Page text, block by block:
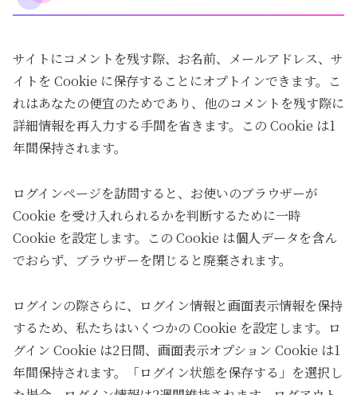
サイトにコメントを残す際、お名前、メールアドレス、サ
イトを Cookie に保存することにオプトインできます。こ
れはあなたの便宜のためであり、他のコメントを残す際に
詳細情報を再入力する手間を省きます。この Cookie は1
年間保持されます。
ログインページを訪問すると、お使いのブラウザーが
Cookie を受け入れられるかを判断するために一時
Cookie を設定します。この Cookie は個人データを含ん
でおらず、ブラウザーを閉じると廃棄されます。
ログインの際さらに、ログイン情報と画面表示情報を保持
するため、私たちはいくつかの Cookie を設定します。ロ
グイン Cookie は2日間、画面表示オプション Cookie は1
年間保持されます。「ログイン状態を保存する」を選択し